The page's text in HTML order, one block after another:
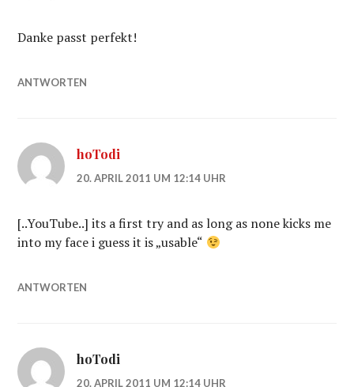
Danke passt perfekt!
ANTWORTEN
hoTodi
20. APRIL 2011 UM 12:14 UHR
[..YouTube..] its a first try and as long as none kicks me
into my face i guess it is „usable“
ANTWORTEN
hoTodi
20. APRIL 2011 UM 12:14 UHR